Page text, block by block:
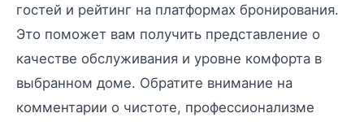
гостей и рейтинг на платформах бронирования.
Это поможет вам получить представление о
качестве обслуживания и уровне комфорта в
выбранном доме. Обратите внимание на
комментарии о чистоте, профессионализме